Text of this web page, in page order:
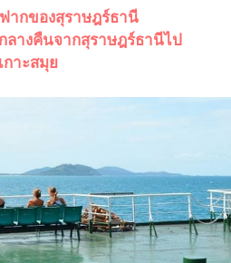
ากของสุราษฎร์ธานี
ลางคืนจากสุราษฎร์ธานีไป
เกาะสมุย